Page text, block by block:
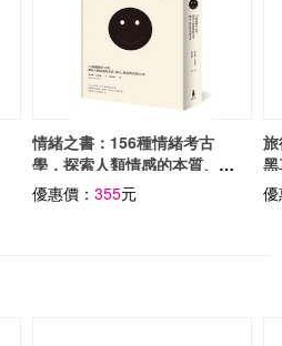
情緒之書：156種情緒考古
學，探索人類情感的本質、歷
史、演化與表現方式
優惠價：355元